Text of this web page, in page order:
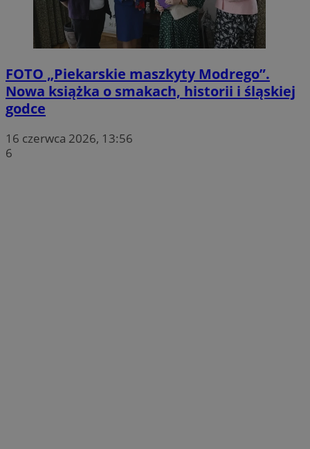
FOTO „Piekarskie maszkyty Modrego”.
Nowa książka o smakach, historii i śląskiej
godce
16 czerwca 2026, 13:56
6